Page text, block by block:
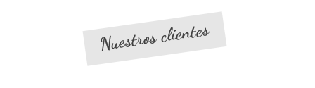
Nuestros clientes